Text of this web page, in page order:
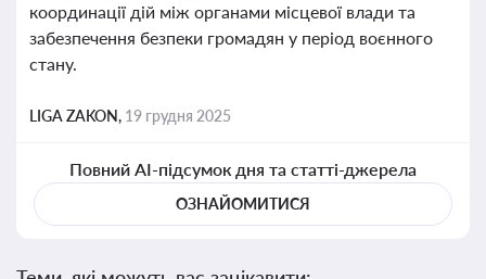
координації дій між органами місцевої влади та
забезпечення безпеки громадян у період воєнного
стану.
LIGA ZAKON, 19 грудня 2025
Повний AI-підсумок дня та статті-джерела
ОЗНАЙОМИТИСЯ